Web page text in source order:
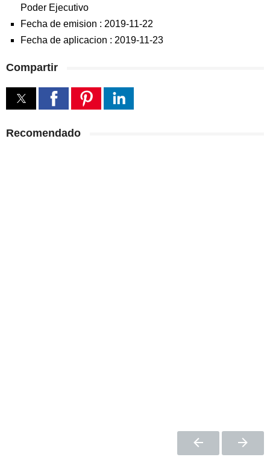
Poder Ejecutivo
Fecha de emision : 2019-11-22
Fecha de aplicacion : 2019-11-23
Compartir
Recomendado